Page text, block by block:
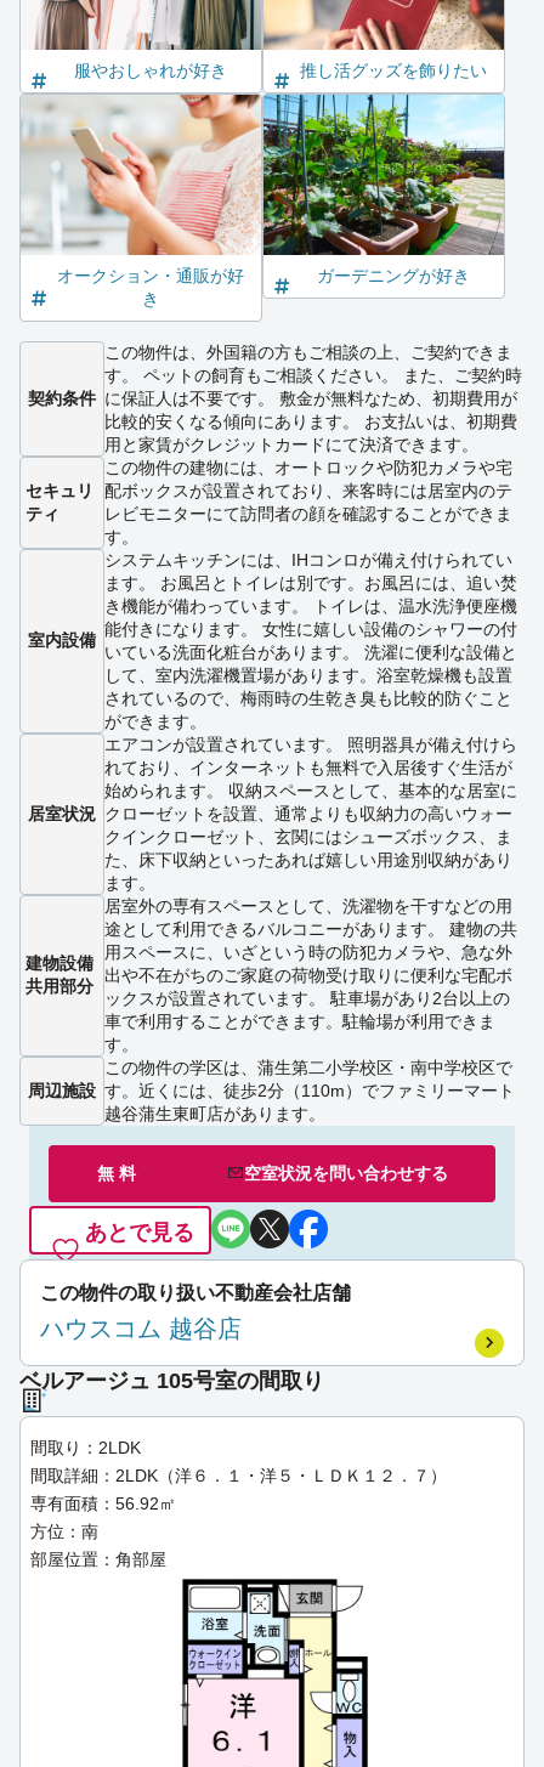
服やおしゃれが好き 推し活グッズを飾りたい
オークション・通販が好
き
ガーデニングが好き
契約条件
この物件は、外国籍の方もご相談の上、ご契約できま
す。 ペットの飼育もご相談ください。 また、ご契約時
に保証人は不要です。 敷金が無料なため、初期費用が
比較的安くなる傾向にあります。 お支払いは、初期費
用と家賃がクレジットカードにて決済できます。
セキュリ
ティ
この物件の建物には、オートロックや防犯カメラや宅
配ボックスが設置されており、来客時には居室内のテ
レビモニターにて訪問者の顔を確認することができま
す。
室内設備
システムキッチンには、IHコンロが備え付けられてい
ます。 お風呂とトイレは別です。お風呂には、追い焚
き機能が備わっています。 トイレは、温水洗浄便座機
能付きになります。 女性に嬉しい設備のシャワーの付
いている洗面化粧台があります。 洗濯に便利な設備と
して、室内洗濯機置場があります。浴室乾燥機も設置
されているので、梅雨時の生乾き臭も比較的防ぐこと
ができます。
居室状況
エアコンが設置されています。 照明器具が備え付けら
れており、インターネットも無料で入居後すぐ生活が
始められます。 収納スペースとして、基本的な居室に
クローゼットを設置、通常よりも収納力の高いウォー
クインクローゼット、玄関にはシューズボックス、ま
た、床下収納といったあれば嬉しい用途別収納があり
ます。
建物設備
共用部分
居室外の専有スペースとして、洗濯物を干すなどの用
途として利用できるバルコニーがあります。 建物の共
用スペースに、いざという時の防犯カメラや、急な外
出や不在がちのご家庭の荷物受け取りに便利な宅配ボ
ックスが設置されています。 駐車場があり2台以上の
車で利用することができます。駐輪場が利用できま
す。
周辺施設
この物件の学区は、蒲生第二小学校区・南中学校区で
す。近くには、徒歩2分（110m）でファミリーマート
越谷蒲生東町店があります。
無 料 空室状況を問い合わせする
あとで見る
この物件の取り扱い不動産会社店舗
ハウスコム 越谷店
ベルアージュ 105号室の間取り
間取り：2LDK
間取詳細：2LDK（洋６．１・洋５・ＬＤＫ１２．７）
専有面積：56.92㎡
方位：南
部屋位置：角部屋